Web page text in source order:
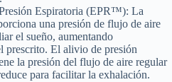
Espiratoria (EPR™): La
una presión de flujo de aire
el sueño, aumentando
prescrito. El alivio de presión
la presión del flujo de aire regular
para facilitar la exhalación.